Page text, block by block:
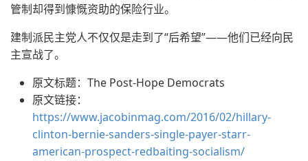
管制却得到慷慨资助的保险行业。
建制派民主党人不仅仅是走到了“后希望”——他们已经向民
主宣战了。
原文标题：The Post-Hope Democrats
原文链接：
https://www.jacobinmag.com/2016/02/hillary-
clinton-bernie-sanders-single-payer-starr-
american-prospect-redbaiting-socialism/